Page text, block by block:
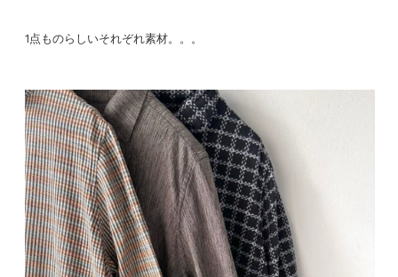
1点ものらしいそれぞれ素材。。。